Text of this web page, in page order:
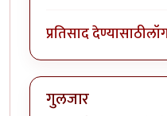
प्रतिसाद देण्यासाठी
गुलजार